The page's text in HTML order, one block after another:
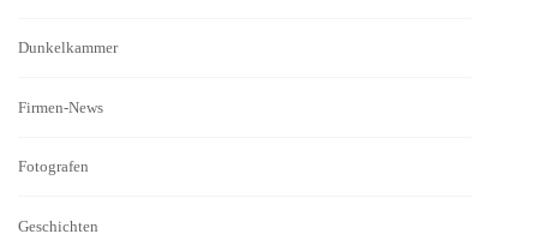
Dunkelkammer
Firmen-News
Fotografen
Geschichten